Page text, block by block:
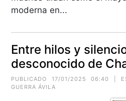
moderna en...
Entre hilos y
desconocido de
PUBLICADO 17/01/2025 06:40 |
GUERRA ÁVILA